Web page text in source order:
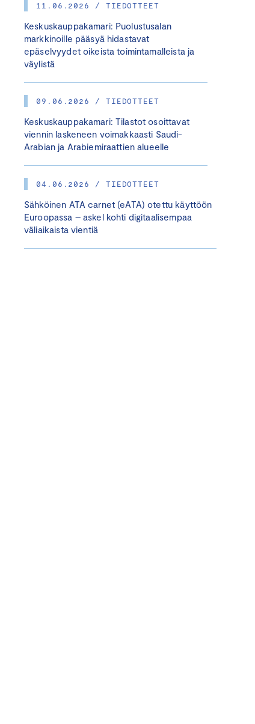
11.06.2026 / TIEDOTTEET
Keskuskauppakamari: Puolustusalan
markkinoille pääsyä hidastavat
epäselvyydet oikeista toimintamalleista ja
väylistä
09.06.2026 / TIEDOTTEET
Keskuskauppakamari: Tilastot osoittavat
viennin laskeneen voimakkaasti Saudi-
Arabian ja Arabiemiraattien alueelle
04.06.2026 / TIEDOTTEET
Sähköinen ATA carnet (eATA) otettu käyttöön
Euroopassa – askel kohti digitaalisempaa
väliaikaista vientiä